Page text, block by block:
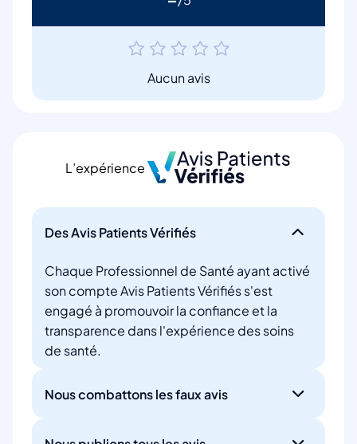
Aucun avis
L’expérience
Des Avis Patients Vérifiés
Chaque Professionnel de Santé ayant activé
son compte Avis Patients Vérifiés s'est
engagé à promouvoir la confiance et la
transparence dans l'expérience des soins
de santé.
Nous combattons les faux avis